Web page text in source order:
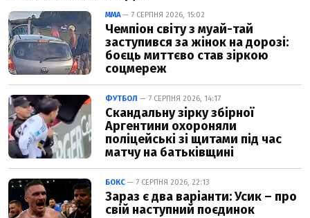
ММА— 7 СЕРПНЯ 2026, 15:02
Чемпіон світу з муай-тай
заступився за жінок на дорозі:
боєць миттєво став зіркою
соцмереж
ФУТБОЛ — 7 СЕРПНЯ 2026, 14:17
Скандальну зірку збірної
Аргентини охороняли
поліцейські зі щитами під час
матчу на батьківщині
БОКС — 7 СЕРПНЯ 2026, 22:13
Зараз є два варіанти: Усик – про
свій наступний поєдинок